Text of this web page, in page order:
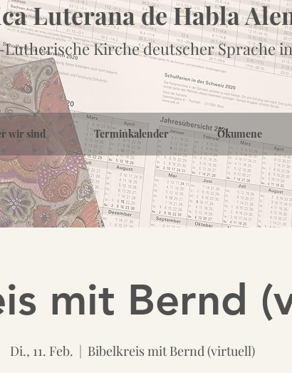
Luterana de Habla
Kirche deutscher Sprache
wir sind Terminkalender Ökumene
mit Bernd
Di., 11. Feb.
  |
Bibelkreis mit Bernd (virtuell)